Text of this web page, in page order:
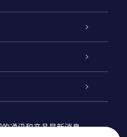
通讯和产品最新消息